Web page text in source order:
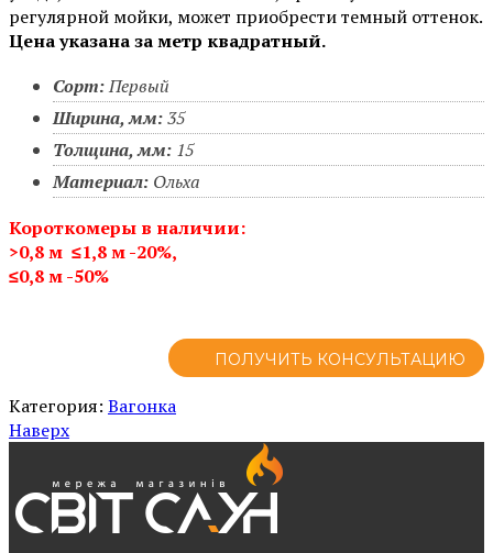
регулярной мойки, может приобрести темный оттенок.
Цена указана за метр квадратный.
Сорт:Первый
Ширина, мм:35
Толщина, мм: 15
Материал: Ольха
Короткомеры в наличии:
>0,8 м ≤1,8 м-20%,
≤0,8 м -50%
ПОЛУЧИТЬ КОНСУЛЬТАЦИЮ
Категория: Вагонка
Наверх